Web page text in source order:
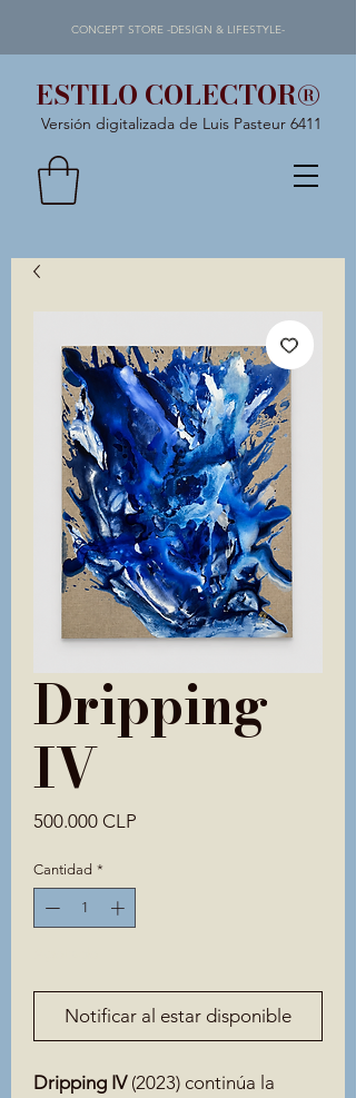
ESTILO COLECTOR®
Versión digitalizada de Luis Pasteur 6411
CONCEPT STORE -DESIGN & LIFESTYLE-
Dripping
IV
500.000 CLP
Cantidad *
Notificar al estar disponible
Dripping IV(2023) continúa la